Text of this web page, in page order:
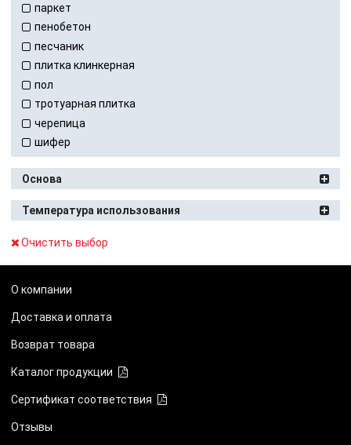
паркет
пенобетон
песчаник
плитка клинкерная
пол
тротуарная плитка
черепица
шифер
Основа
Температура использования
Очистить выбор
О компании
Доставка и оплата
Возврат товара
Каталог продукции
Сертификат соответствия
Отзывы